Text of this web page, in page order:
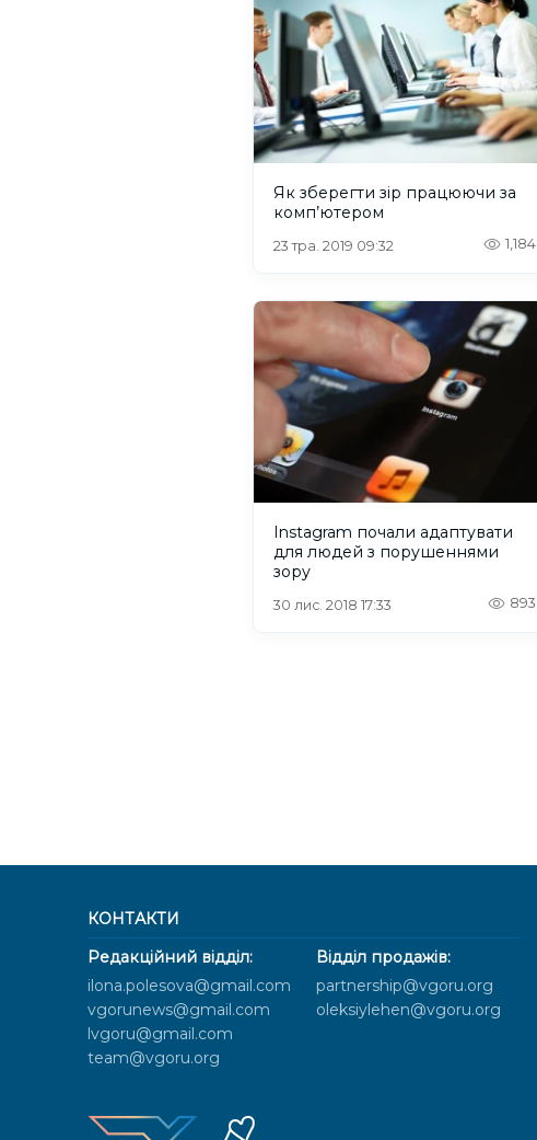
Як зберегти зір працюючи за
комп’ютером
23 тра. 2019 09:32 1,184
Instagram почали адаптувати
для людей з порушеннями
зору
30 лис. 2018 17:33 893
КОНТАКТИ
Редакційний відділ:
ilona.polesova@gmail.com
vgorunews@gmail.com
lvgoru@gmail.com
team@vgoru.org
Відділ продажів:
partnership@vgoru.org
oleksiylehen@vgoru.org